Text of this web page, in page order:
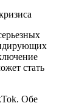
стать
Обе